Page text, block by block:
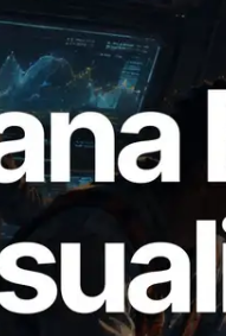
Solana Block
thời gian tạo
theo từng